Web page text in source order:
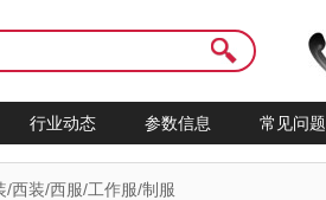
行业动态 参数信息 常见问题
/西装/西服/工作服/制服